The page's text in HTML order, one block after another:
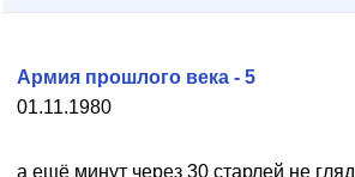
01.11.1980
Армия прошлого века - 5
а ещё минут через 30 старлей не